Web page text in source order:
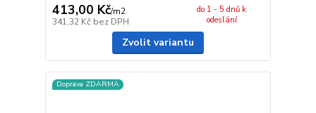
413,00 Kč/m2
341,32 Kč bez DPH
do 1 - 5 dnů k
odeslání
Zvolit variantu
Doprava ZDARMA